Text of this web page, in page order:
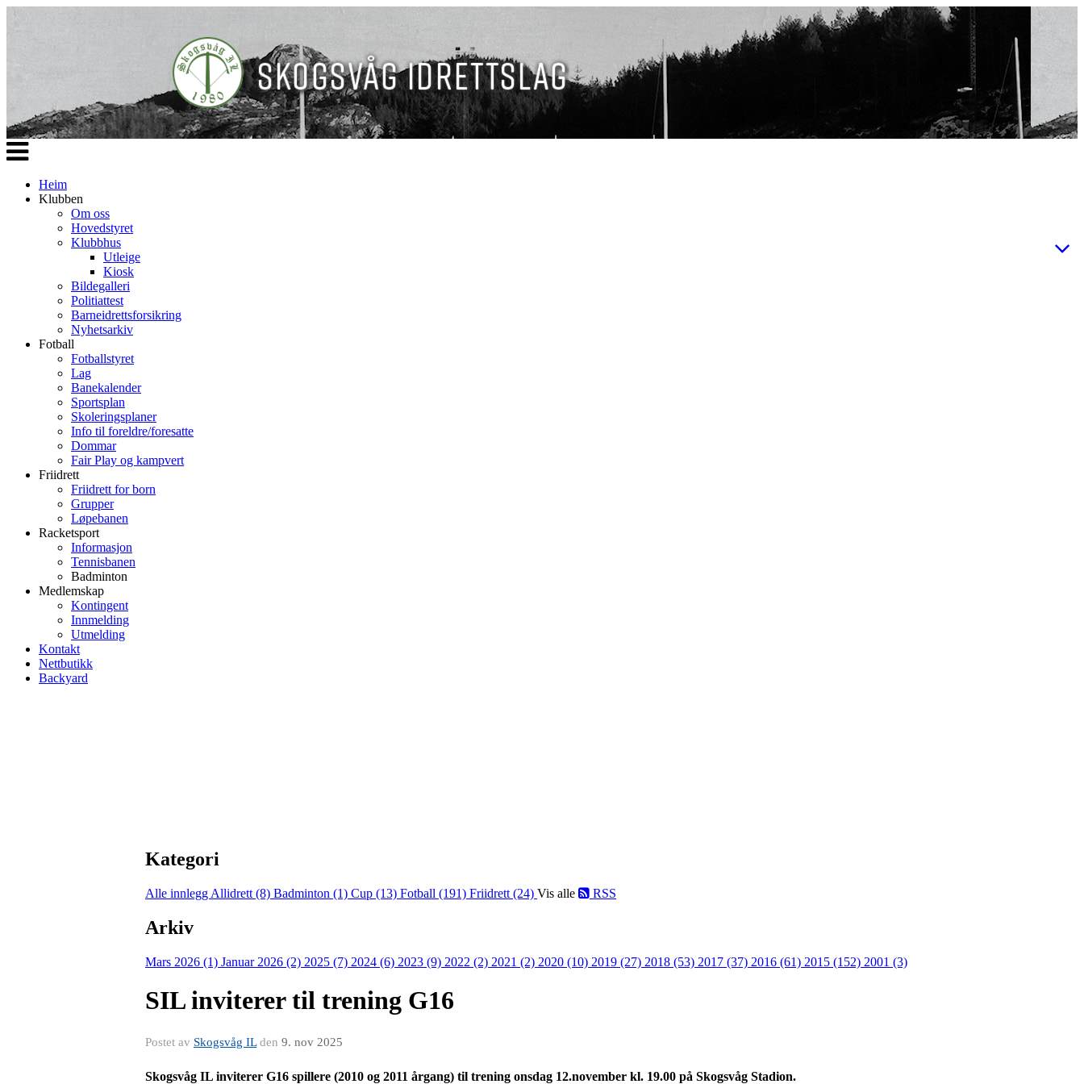
Veksle
navigasjon
Heim
Klubben
Om oss
Hovedstyret
Klubbhus
Utleige
Kiosk
Bildegalleri
Politiattest
Barneidrettsforsikring
Nyhetsarkiv
Fotball
Fotballstyret
Lag
Banekalender
Sportsplan
Skoleringsplaner
Info til foreldre/foresatte
Dommar
Fair Play og kampvert
Friidrett
Friidrett for born
Grupper
Løpebanen
Racketsport
Informasjon
Tennisbanen
Badminton
Medlemskap
Kontingent
Innmelding
Utmelding
Kontakt
Nettbutikk
Backyard
Kategori
Alle innlegg Allidrett (8) Badminton (1) Cup (13) Fotball (191) Friidrett (24) Vis alle RSS
Arkiv
Mars 2026 (1) Januar 2026 (2) 2025 (7) 2024 (6) 2023 (9) 2022 (2) 2021 (2) 2020 (10) 2019 (27) 2018 (53) 2017 (37) 2016 (61) 2015 (152) 2001 (3)
SIL inviterer til trening G16
Postet av Skogsvåg ILden 9. nov 2025
Skogsvåg IL inviterer G16 spillere (2010 og 2011 årgang) til trening onsdag 12.november kl. 19.00 på Skogsvåg Stadion.